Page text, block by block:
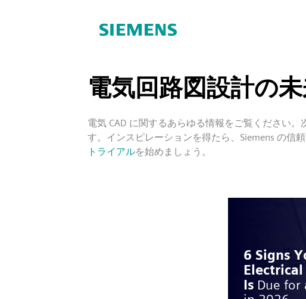
電気回路図設計の
電気 CAD に関するあらゆる情報をご覧ください
す。インスピレーションを得たら、Siemens の信
トライアルを始めましょう。